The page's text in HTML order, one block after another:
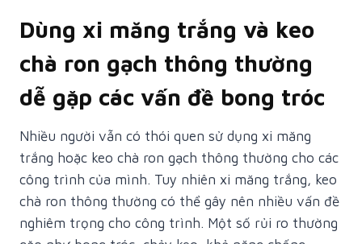
Dùng xi măng trắng và keo
chà ron gạch thông thường
dễ gặp các vấn đề bong tróc
Nhiều người vẫn có thói quen sử dụng xi măng
trắng hoặc keo chà ron gạch thông thường cho các
công trình của mình. Tuy nhiên xi măng trắng, keo
chà ron thông thường có thể gây nên nhiều vấn đề
nghiêm trọng cho công trình. Một số rủi ro thường